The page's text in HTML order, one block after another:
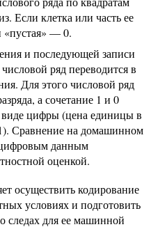
Если клетка или часть ее
«пустая» — 0.
и последующей записи
ряд переводится в
Для этого числовой ряд
а сочетание 1 и 0
виде цифры (цена единицы в
Сравнение на домашинном
данным
оценкой.
осуществить кодирование
условиях и подготовить
для ее машинной